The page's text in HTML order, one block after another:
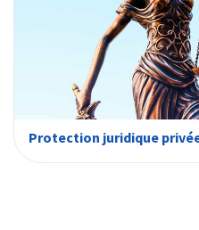
Protection juridique